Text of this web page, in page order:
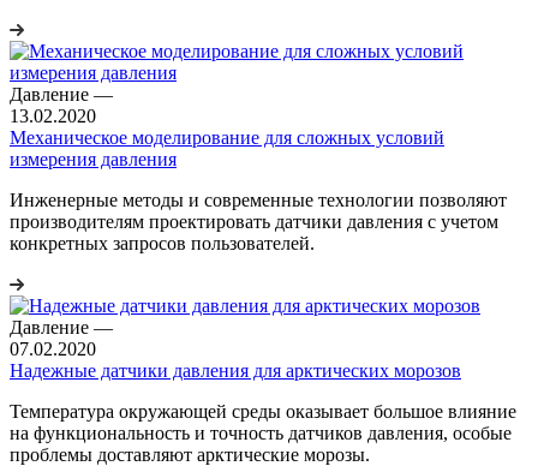
Давление —
13.02.2020
Механическое моделирование для сложных условий
измерения давления
Инженерные методы и современные технологии позволяют
производителям проектировать датчики давления с учетом
конкретных запросов пользователей.
Давление —
07.02.2020
Надежные датчики давления для арктических морозов
Температура окружающей среды оказывает большое влияние
на функциональность и точность датчиков давления, особые
проблемы доставляют арктические морозы.